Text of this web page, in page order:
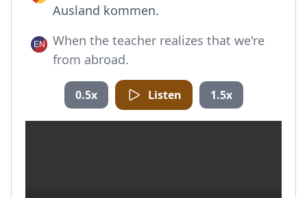
Ausland kommen.
When the teacher realizes that we're
from abroad.
0.5x Listen 1.5x